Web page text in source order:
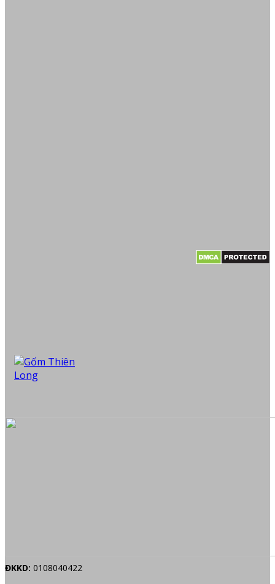
ĐKKD: 0108040422